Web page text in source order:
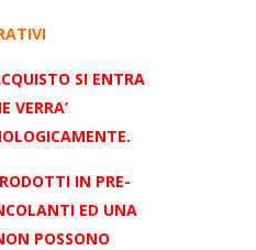
SI ENTRA
VERRA’
IN PRE-
ED UNA
POSSONO